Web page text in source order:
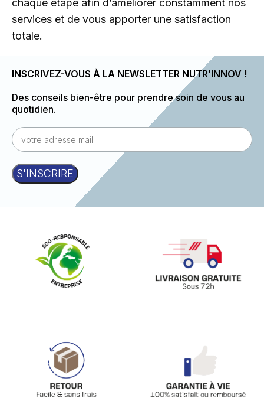
chaque étape afin d’améliorer constamment nos
services et de vous apporter une satisfaction
totale.
INSCRIVEZ-VOUS À LA NEWSLETTER NUTR’INNOV !
Des conseils bien-être pour prendre soin de vous au
quotidien.